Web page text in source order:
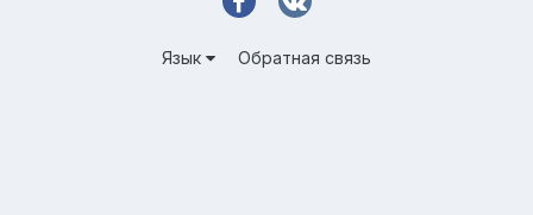
Язык Обратная связь